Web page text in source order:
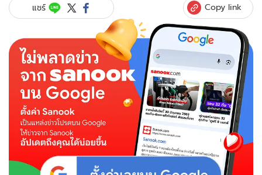
แชร์ Copy link